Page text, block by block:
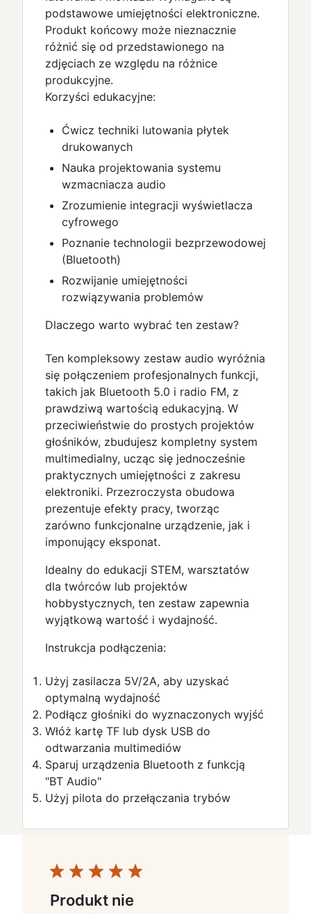
podstawowe umiejętności elektroniczne.
Produkt końcowy może nieznacznie
różnić się od przedstawionego na
zdjęciach ze względu na różnice
produkcyjne.
Korzyści edukacyjne:
Ćwicz techniki lutowania płytek
drukowanych
Nauka projektowania systemu
wzmacniacza audio
Zrozumienie integracji wyświetlacza
cyfrowego
Poznanie technologii bezprzewodowej
(Bluetooth)
Rozwijanie umiejętności
rozwiązywania problemów
Dlaczego warto wybrać ten zestaw?
Ten kompleksowy zestaw audio wyróżnia
się połączeniem profesjonalnych funkcji,
takich jak Bluetooth 5.0 i radio FM, z
prawdziwą wartością edukacyjną. W
przeciwieństwie do prostych projektów
głośników, zbudujesz kompletny system
multimedialny, ucząc się jednocześnie
praktycznych umiejętności z zakresu
elektroniki. Przezroczysta obudowa
prezentuje efekty pracy, tworząc
zarówno funkcjonalne urządzenie, jak i
imponujący eksponat.
Idealny do edukacji STEM, warsztatów
dla twórców lub projektów
hobbystycznych, ten zestaw zapewnia
wyjątkową wartość i wydajność.
Instrukcja podłączenia:
Użyj zasilacza 5V/2A, aby uzyskać
optymalną wydajność
Podłącz głośniki do wyznaczonych wyjść
Włóż kartę TF lub dysk USB do
odtwarzania multimediów
Sparuj urządzenia Bluetooth z funkcją
"BT Audio"
Użyj pilota do przełączania trybów
Produkt nie